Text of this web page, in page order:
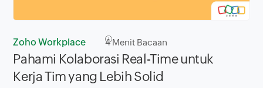
Zoho Workplace 4Menit Bacaan
Pahami Kolaborasi Real-Time untuk
Kerja Tim yang Lebih Solid